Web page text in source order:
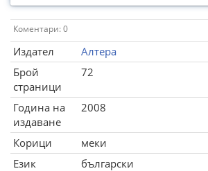
Коментари: 0
Издател
Алтера
Брой
страници
72
Година на
издаване
2008
Корици
меки
Език
български